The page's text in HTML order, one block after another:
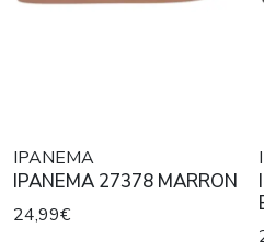
IPANEMA
IPANEMA 27378 MARRON
24,99€